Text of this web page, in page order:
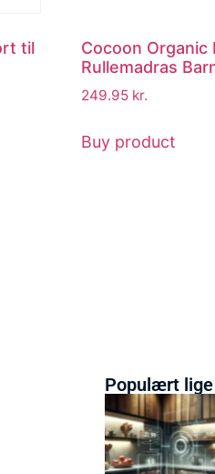
til
Cocoon Organic
Rullemadras
249.95 kr.
Buy product
Populært lige